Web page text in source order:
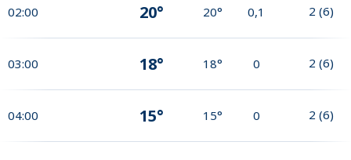
02:00 20° 20° 0,1 2 (6)
03:00 18° 18° 0 2 (6)
04:00 15° 15° 0 2 (6)